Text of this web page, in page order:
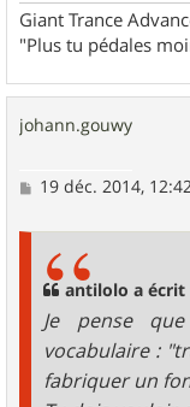
Giant Trance
"Plus tu pédales
johann.gouwy
M19 déc. 2014,
antilolo a écrit
Je pense
vocabulaire :
fabriquer un